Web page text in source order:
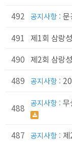
492
공지사항 : 문
491
제1회 삼랑
490 제2회 삼랑
489
공지사항 :
488 공지사항 :
487 공지사항 :